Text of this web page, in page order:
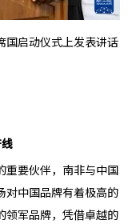
国启动仪式上发表讲话
要伙伴，南非与中国
对中国品牌有着极高的
领军品牌，凭借卓越的